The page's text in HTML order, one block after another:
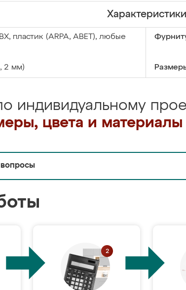
Характеристики
пластик (ARPA, ABET), любые
2 мм)
индивидуальному
цвета и материалы